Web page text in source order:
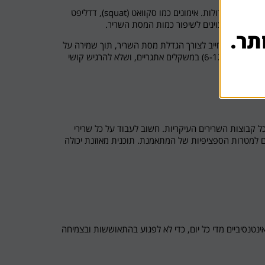
על מנת להעלות מסת שריר, יש להתמקד באימונים שמגייסים קבוצות שרירים גדולות. אימונים כמו סקוואט (squat), דדליפט
הגירוי המתחייב לצורך הגדלת מסת השריר, תוך שמירה על
טכניקה נכונה על מנת למנוע פציעות. המטרה היא להגיע למספר חזרות נמוך (6-12) במשקלים אתגריים, ושלא להרגיש קושי
קבוצות השרירים העיקריות. חשוב לעבוד על כל שרירי
למטרות הספציפיות של המתאמנת. תוכנית מאוזנת יכולה
מדי כל יום, כדי לא לפגוע בהתאוששות ובצמיחה